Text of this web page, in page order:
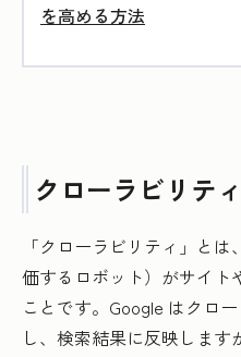
を高める方法
クローラビリテ
「クローラビリティ」と
価するロボット）がサイト
ことです。Google はクロ
し、検索結果に反映しま